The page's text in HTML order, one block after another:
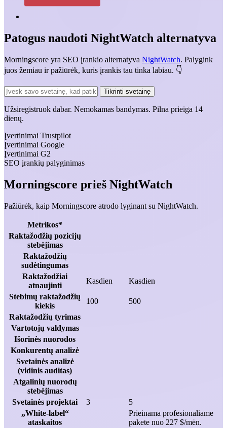
Patogus naudoti NightWatch alternatyva
Morningscore yra SEO įrankio alternatyva NightWatch. Palygink
juos žemiau ir pažiūrėk, kuris įrankis tau tinka labiau. 👇️
Tikrinti svetainę
Užsiregistruok dabar. Nemokamas bandymas. Pilna prieiga 14
dienų.
Įvertinimai Trustpilot
Įvertinimai Google
Įvertinimai G2
SEO įrankių palyginimas
Morningscore prieš NightWatch
Pažiūrėk, kaip Morningscore atrodo lyginant su NightWatch.
Metrikos*
Raktažodžių pozicijų
stebėjimas
Raktažodžių
sudėtingumas
Raktažodžiai
atnaujinti
Kasdien
Kasdien
Stebimų raktažodžių
kiekis
100
500
Raktažodžių tyrimas
Vartotojų valdymas
Išorinės nuorodos
Konkurentų analizė
Svetainės analizė
(vidinis auditas)
Atgalinių nuorodų
stebėjimas
Svetainės projektai
3
5
„White-label“
ataskaitos
Prieinama profesionaliame
pakete nuo 227 $/mėn.